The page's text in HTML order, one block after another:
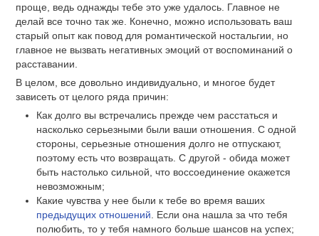
проще, ведь однажды тебе это уже удалось. Главное не
делай все точно так же. Конечно, можно использовать ваш
старый опыт как повод для романтической ностальгии, но
главное не вызвать негативных эмоций от воспоминаний о
расставании.
В целом, все довольно индивидуально, и многое будет
зависеть от целого ряда причин:
Как долго вы встречались прежде чем расстаться и
насколько серьезными были ваши отношения. С одной
стороны, серьезные отношения долго не отпускают,
поэтому есть что возвращать. С другой - обида может
быть настолько сильной, что воссоединение окажется
невозможным;
Какие чувства у нее были к тебе во время ваших
предыдущих отношений . Если она нашла за что тебя
полюбить, то у тебя намного больше шансов на успех;